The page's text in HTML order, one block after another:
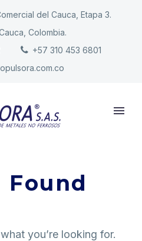
del Cauca, Etapa 3.
Colombia.
+57 310 453 6801
Found
you’re looking for.